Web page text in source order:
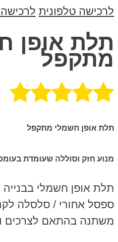
לרכישה טלפונית
תלת אופן
מתקפל
תלת אופן חשמלי מתקפל
מנוע חזק וסוללה שעומדת
תלת אופן חשמלי בבנייה
ספסל אחורי / סלסלה
משתנה בהתאם לצרכים